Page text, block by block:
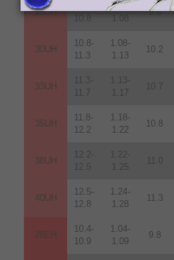
28UH
10.8
1.02-
1.08
9.6
30UH
10.8-
11.3
1.08-
1.13
10.2
33UH
11.3-
11.7
1.13-
1.17
10.7
35UH
11.8-
12.2
1.18-
1.22
10.8
38UH
12.2-
12.5
1.22-
1.25
11.0
40UH
12.5-
12.8
1.24-
1.28
11.3
28EH
10.4-
10.9
1.04-
1.09
9.8